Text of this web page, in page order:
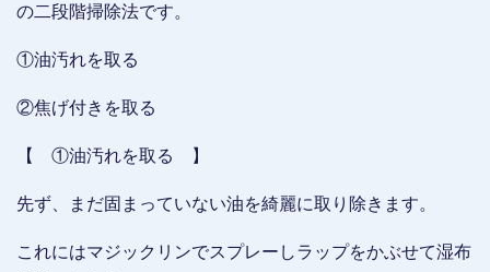
の二段階掃除法です。
①油汚れを取る
②焦げ付きを取る
【 ①油汚れを取る 】
先ず、まだ固まっていない油を綺麗に取り除きます。
これにはマジックリンでスプレーしラップをかぶせて湿布